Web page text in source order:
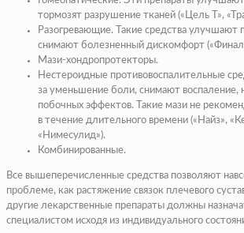
тормозят разрушение тканей («Цель Т»,
Разогревающие. Такие средства улучшают
снимают болезненный дискомфорт
Мази-хондропротекторы.
Нестероидные противовоспалительные
за уменьшение боли, снимают
побочных эффектов. Такие мази не
в течение длительного времени («Найз»,
«Нимесулид»).
Комбинированные.
Все вышеперечисленные средства позволяют
проблеме, как растяжение связок плечевого
другие лекарственные препараты должны
специалистом исходя из индивидуального